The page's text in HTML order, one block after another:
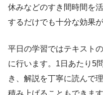
休みなどのすき間時間を
するだけでも十分な効果が
平日の学習ではテキスト
に行います。1日あたり5
き、解説を丁寧に読んで
積み上げることもできま